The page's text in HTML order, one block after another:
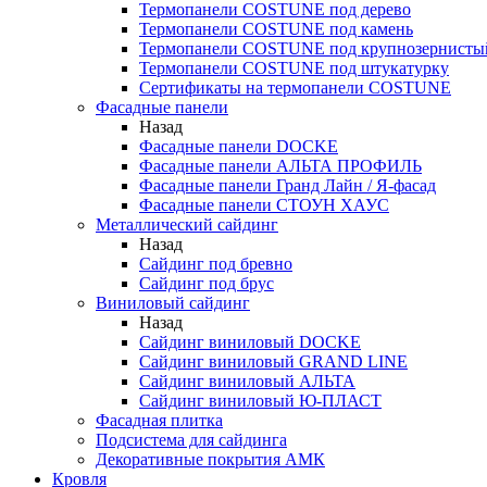
Термопанели COSTUNE под дерево
Термопанели COSTUNE под камень
Термопанели COSTUNE под
Термопанели COSTUNE под штукатурку
Сертификаты на термопанели COSTUNE
Фасадные панели
Назад
Фасадные панели DOCKE
Фасадные панели АЛЬТА ПРОФИЛЬ
Фасадные панели Гранд Лайн / Я-фасад
Фасадные панели СТОУН ХАУС
Металлический сайдинг
Назад
Сайдинг под бревно
Сайдинг под брус
Виниловый сайдинг
Назад
Сайдинг виниловый DOCKE
Сайдинг виниловый GRAND LINE
Сайдинг виниловый АЛЬТА
Сайдинг виниловый Ю-ПЛАСТ
Фасадная плитка
Подсистема для сайдинга
Декоративные покрытия АМК
Кровля